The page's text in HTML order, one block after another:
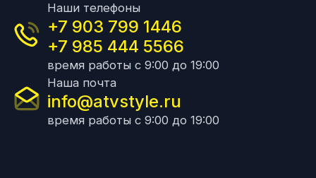
Наши телефоны
+7 903 799 1446
+7 985 444 5566
время работы с 9:00 до 19:00
Наша почта
info@atvstyle.ru
время работы с 9:00 до 19:00